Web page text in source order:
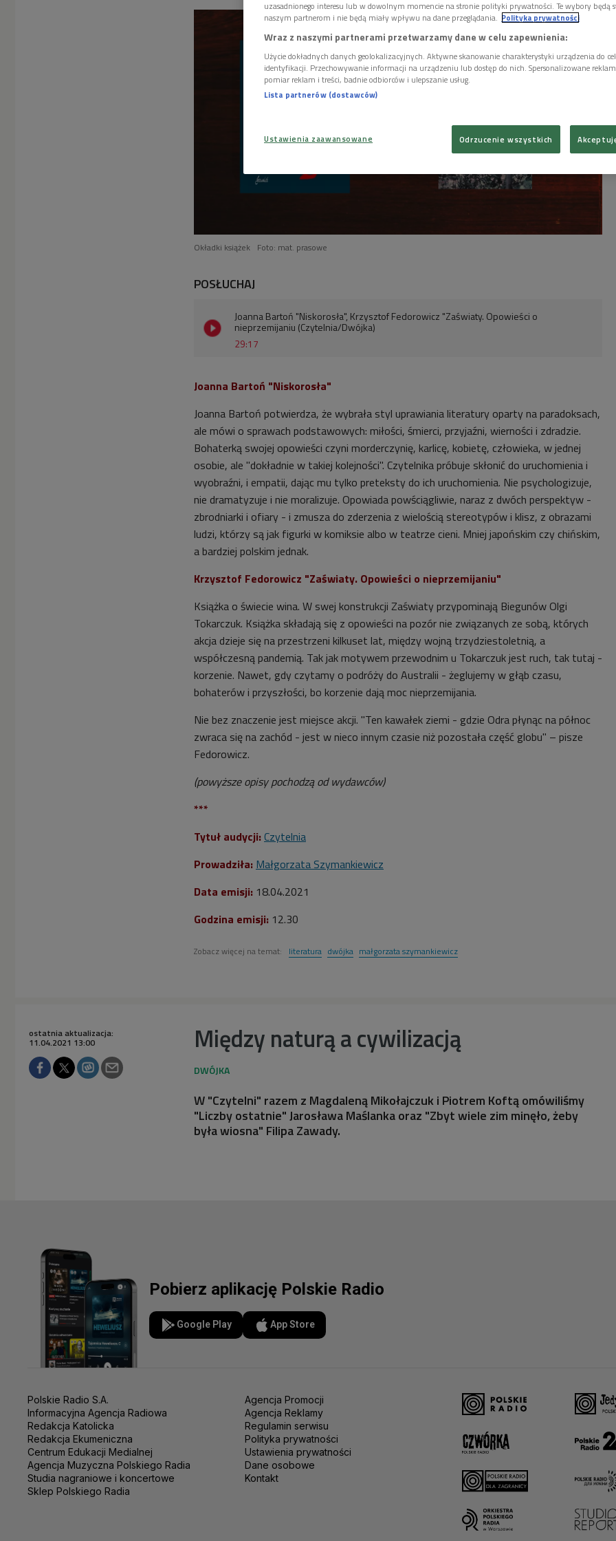
Okładki książek Foto: mat. prasowe
POSŁUCHAJ
29:17
Joanna Bartoń "Niskorosła", Krzysztof Fedorowicz "Zaświaty. Opowieści o
nieprzemijaniu (Czytelnia/Dwójka)
Joanna Bartoń "Niskorosła"
Joanna Bartoń potwierdza, że wybrała styl uprawiania literatury oparty na paradoksach,
ale mówi o sprawach podstawowych: miłości, śmierci, przyjaźni, wierności i zdradzie.
Bohaterką swojej opowieści czyni morderczynię, karlicę, kobietę, człowieka, w jednej
osobie, ale "dokładnie w takiej kolejności". Czytelnika próbuje skłonić do uruchomienia i
wyobraźni, i empatii, dając mu tylko preteksty do ich uruchomienia. Nie psychologizuje,
nie dramatyzuje i nie moralizuje. Opowiada powściągliwie, naraz z dwóch perspektyw -
zbrodniarki i ofiary - i zmusza do zderzenia z wielością stereotypów i klisz, z obrazami
ludzi, którzy są jak figurki w komiksie albo w teatrze cieni. Mniej japońskim czy chińskim,
a bardziej polskim jednak.
Krzysztof Fedorowicz "Zaświaty. Opowieści o nieprzemijaniu"
Książka o świecie wina. W swej konstrukcji Zaświaty przypominają Biegunów Olgi
Tokarczuk. Książka składają się z opowieści na pozór nie związanych ze sobą, których
akcja dzieje się na przestrzeni kilkuset lat, między wojną trzydziestoletnią, a
współczesną pandemią. Tak jak motywem przewodnim u Tokarczuk jest ruch, tak tutaj -
korzenie. Nawet, gdy czytamy o podróży do Australii - żeglujemy w głąb czasu,
bohaterów i przyszłości, bo korzenie dają moc nieprzemijania.
Nie bez znaczenie jest miejsce akcji. "Ten kawałek ziemi - gdzie Odra płynąc na północ
zwraca się na zachód - jest w nieco innym czasie niż pozostała część globu" – pisze
Fedorowicz.
(powyższe opisy pochodzą od wydawców)
***
Tytuł audycji: Czytelnia
Prowadziła: Małgorzata Szymankiewicz
Data emisji: 18.04.2021
Godzina emisji: 12.30
Zobacz więcej na temat: literatura dwójka małgorzata szymankiewicz
Między naturą a cywilizacją
ostatnia aktualizacja:
11.04.2021 13:00
W "Czytelni" razem z Magdaleną Mikołajczuk i Piotrem Koftą omówiliśmy
"Liczby ostatnie" Jarosława Maślanka oraz "Zbyt wiele zim minęło, żeby
była wiosna" Filipa Zawady.
Pobierz aplikację Polskie Radio
Google Play App Store
Polskie Radio S.A.
Informacyjna Agencja Radiowa
Redakcja Katolicka
Redakcja Ekumeniczna
Centrum Edukacji Medialnej
Agencja Muzyczna Polskiego Radia
Studia nagraniowe i koncertowe
Sklep Polskiego Radia
Agencja Promocji
Agencja Reklamy
Regulamin serwisu
Polityka prywatności
Ustawienia prywatności
Dane osobowe
Kontakt
uzasadnionego interesu lub w dowolnym momencie na stronie polityki prywatności. Te wybory będą
naszym partnerom i nie będą miały wpływu na dane przeglądania. Polityka prywatności
Wraz z naszymi partnerami przetwarzamy dane w celu zapewnienia:
Użycie dokładnych danych geolokalizacyjnych. Aktywne skanowanie charakterystyki urządzenia do
identyfikacji. Przechowywanie informacji na urządzeniu lub dostęp do nich. Spersonalizowane
pomiar reklam i treści, badnie odbiorców i ulepszanie usług.
Lista partnerów (dostawców)
Ustawienia zaawansowane Odrzucenie wszystkich